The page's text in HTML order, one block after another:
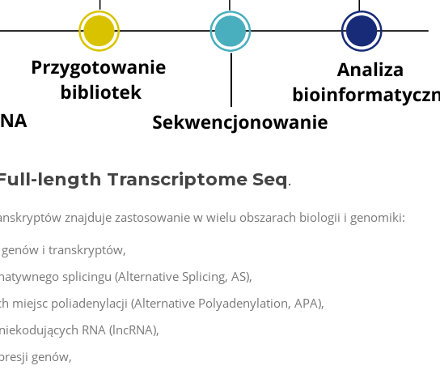
length Transcriptome Seq.
znajduje zastosowanie w wielu obszarach biologii i genomiki:
i transkryptów,
splicingu (Alternative Splicing, AS),
miejsc poliadenylacji (Alternative Polyadenylation, APA),
RNA (lncRNA),
genów,